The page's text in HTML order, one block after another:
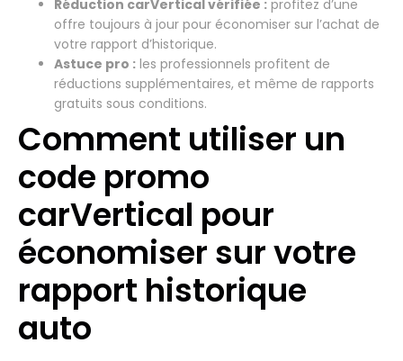
Réduction carVertical vérifiée : profitez d’une
offre toujours à jour pour économiser sur l’achat de
votre rapport d’historique.
Astuce pro : les professionnels profitent de
réductions supplémentaires, et même de rapports
gratuits sous conditions.
Comment utiliser un
code promo
carVertical pour
économiser sur votre
rapport historique
auto